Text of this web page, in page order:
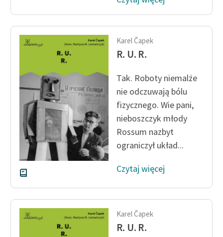
Kolekcje edukacyjne
twórców przechodzących
do domeny publicznej,
lektur szkolnych oraz
Starego Testamentu
Odkurzamy bohaterów
Szkoła Poezji Wolnych
Lektur
O nas
Kontakt
O projekcie
Zespół
Karel Čapek
R. U. R.
Tak. Roboty niemalże
nie odczuwają bólu
fizycznego. Wie pani,
nieboszczyk młody
Rossum nazbyt
ograniczył układ...
Czytaj więcej
Karel Čapek
R. U. R.